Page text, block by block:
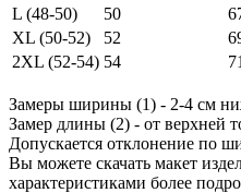
L (48-50)
50
XL (50-52)
52
2XL (52-54) 54 71
Замеры ширины (1) - 2-4 см
Замер длины (2) - от верхней
Допускается отклонение по
Вы можете скачать макет
характеристиками более